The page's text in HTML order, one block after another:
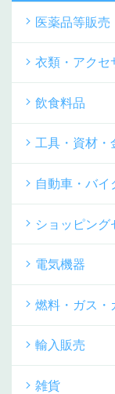
医薬品等販売
衣類・アクセ
飲食料品
工具・資材・
自動車・バイ
ショッピング
電気機器
燃料・ガス・
輸入販売
雑貨